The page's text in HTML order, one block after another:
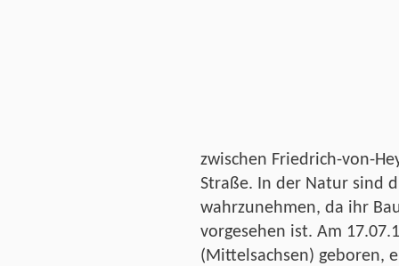
zwischen Friedrich-von-
Straße. In der Natur sind
wahrzunehmen, da ihr
vorgesehen ist. Am
(Mittelsachsen) geboren,